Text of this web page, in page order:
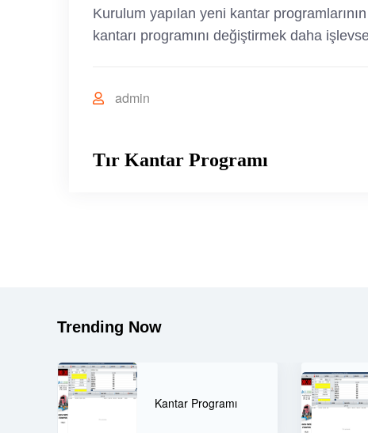
Kurulum yapılan yeni kantar
kantarı programını değiştirmek daha
admin
Tır Kantar Programı
Trending Now
Bakanlığı Uzaktan